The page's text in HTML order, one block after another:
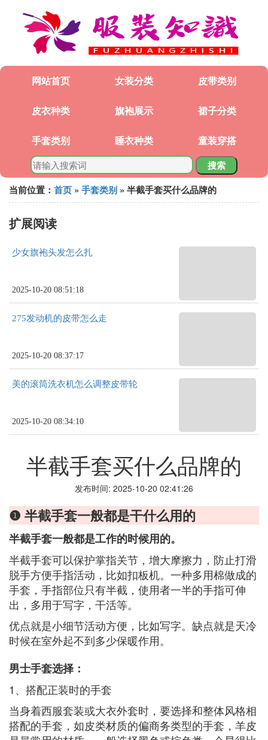
网站首页 女装分类 皮带类别
皮衣种类 旗袍展示 裙子分类
手套类别 睡衣种类 童装穿搭
搜索
当前位置： 首页 » 手套类别 » 半截手套买什么品牌的
扩展阅读
少女旗袍头发怎么扎
2025-10-20 08:51:18
275发动机的皮带怎么走
2025-10-20 08:37:17
美的滚筒洗衣机怎么调整皮带轮
2025-10-20 08:34:10
半截手套买什么品牌的
发布时间: 2025-10-20 02:41:26
❶ 半截手套一般都是干什么用的
半截手套一般都是工作的时候用的。
半截手套可以保护掌指关节，增大摩擦力，防止打滑
脱手方便手指活动，比如扣板机。一种多用棉做成的
手套，手指部位只有半截，使用者一半的手指可伸
出，多用于写字，干活等。
优点就是小细节活动方便，比如写字。缺点就是天冷
时候在室外起不到多少保暖作用。
男士手套选择：
1、搭配正装时的手套
当身着西服套装或大衣外套时，要选择和整体风格相
搭配的手套，如皮类材质的偏商务类型的手套，羊皮